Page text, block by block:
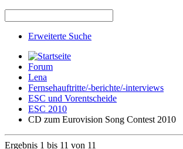
Erweiterte Suche
Forum
Lena
Fernsehauftritte/-berichte/-interviews
ESC und Vorentscheide
ESC 2010
CD zum Eurovision Song Contest 2010
Ergebnis 1 bis 11 von 11